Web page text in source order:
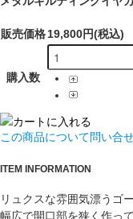
販売価格19,800円(税込)
購入数
この商品について問い合
ITEM INFORMATION
リュクスな雰囲気漂うゴ
幅広で開口部を狭く作っ